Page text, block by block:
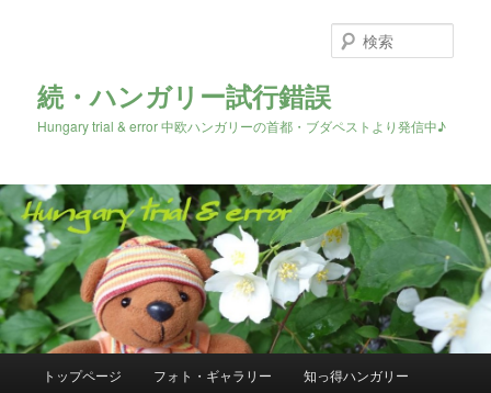
続・ハンガリー試行錯誤
Hungary trial & error 中欧ハンガリーの首都・ブダペストより発信中♪
索
メ
トップページ フォト・ギャラリー 知っ得ハンガリー